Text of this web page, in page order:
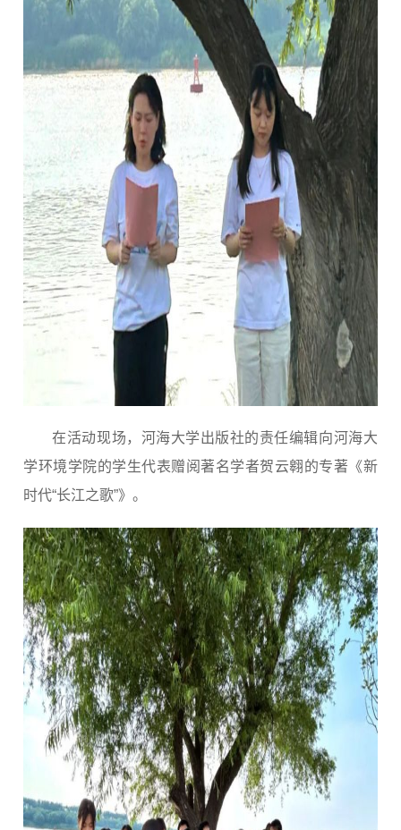
在活动现场，河海大学出版社的责任编辑向河海大
学环境学院的学生代表赠阅著名学者贺云翱的专著《新
时代“长江之歌”》。